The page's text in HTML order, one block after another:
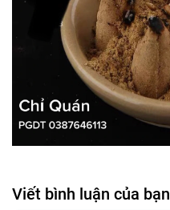
Viết bình luận của bạn